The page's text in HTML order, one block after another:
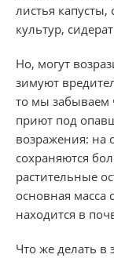
листья капусты,
культур,
Но, могут
зимуют
то мы забываем
приют под
возражения: на
сохраняются
растительные
основная масса
находится в
Что же делать в